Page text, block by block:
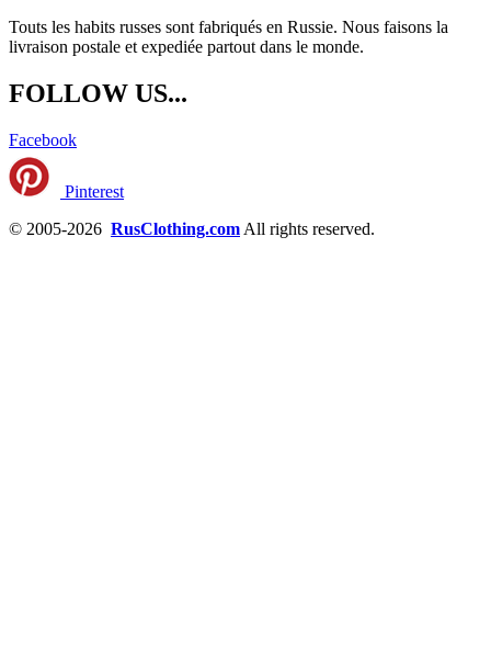
Touts les habits russes sont fabriqués en Russie. Nous faisons la
livraison postale et expediée partout dans le monde.
FOLLOW US...
Facebook
Pinterest
© 2005-2026 RusClothing.com All rights reserved.